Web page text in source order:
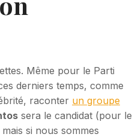
Même pour le Parti
derniers temps, comme
raconter un groupe
sera le candidat (pour le
si nous sommes